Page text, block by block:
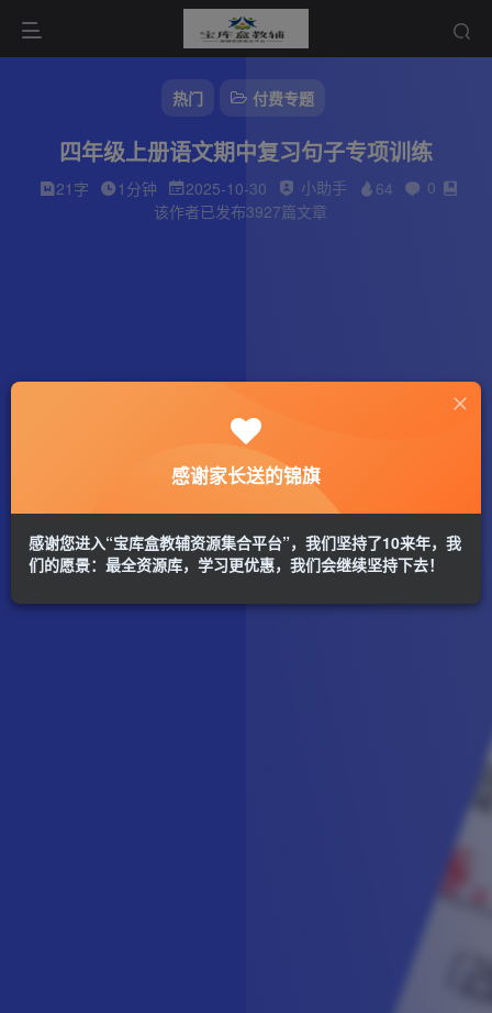
热门 付费专题
四年级上册语文期中复习句子专项训练
21字 1分钟 2025-10-30 小助手 64
0
该作者已发布3927篇文章
感谢家长送的锦旗
感谢您进入“宝库盒教辅资源集合平台”，我们坚持了10来年，我
们的愿景：最全资源库，学习更优惠，我们会继续坚持下去！